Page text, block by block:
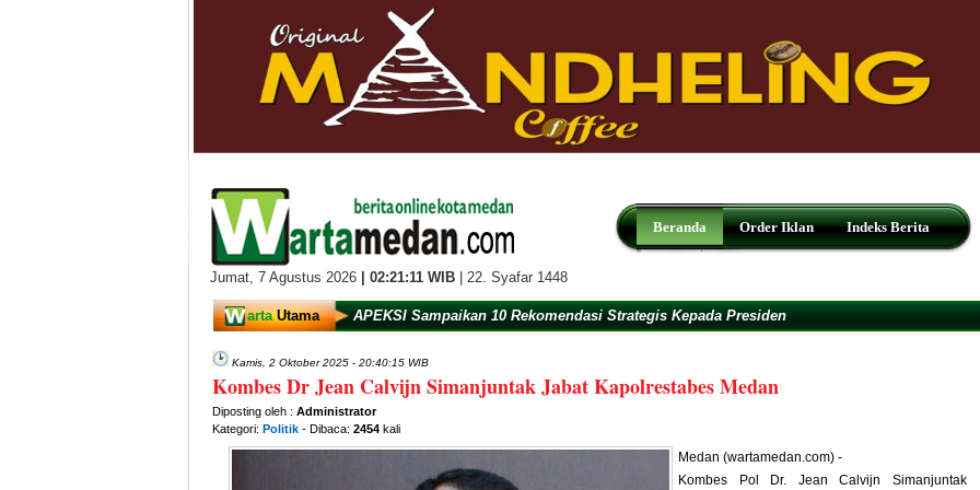
Beranda Order Iklan Indeks Berita
Jumat, 7 Agustus 2026 02:21:11 WIB | 22. Syafar 1448
APEKSI Sampaikan 10 Rekomendasi Strategis Kepada Presiden
arta Utama
Kamis, 2 Oktober 2025 - 20:40:15 WIB
Kombes Dr Jean Calvijn Simanjuntak Jabat Kapolrestabes Medan
Diposting oleh : Administrator
Kategori: Politik - Dibaca: 2454 kali
Medan (wartamedan.com) -
Kombes Pol Dr. Jean Calvijn Simanjuntak